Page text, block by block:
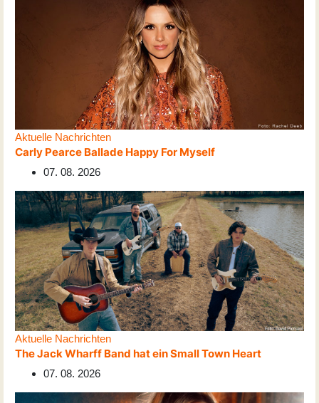
Aktuelle Nachrichten
Carly Pearce Ballade Happy For Myself
07. 08. 2026
Aktuelle Nachrichten
The Jack Wharff Band hat ein Small Town Heart
07. 08. 2026